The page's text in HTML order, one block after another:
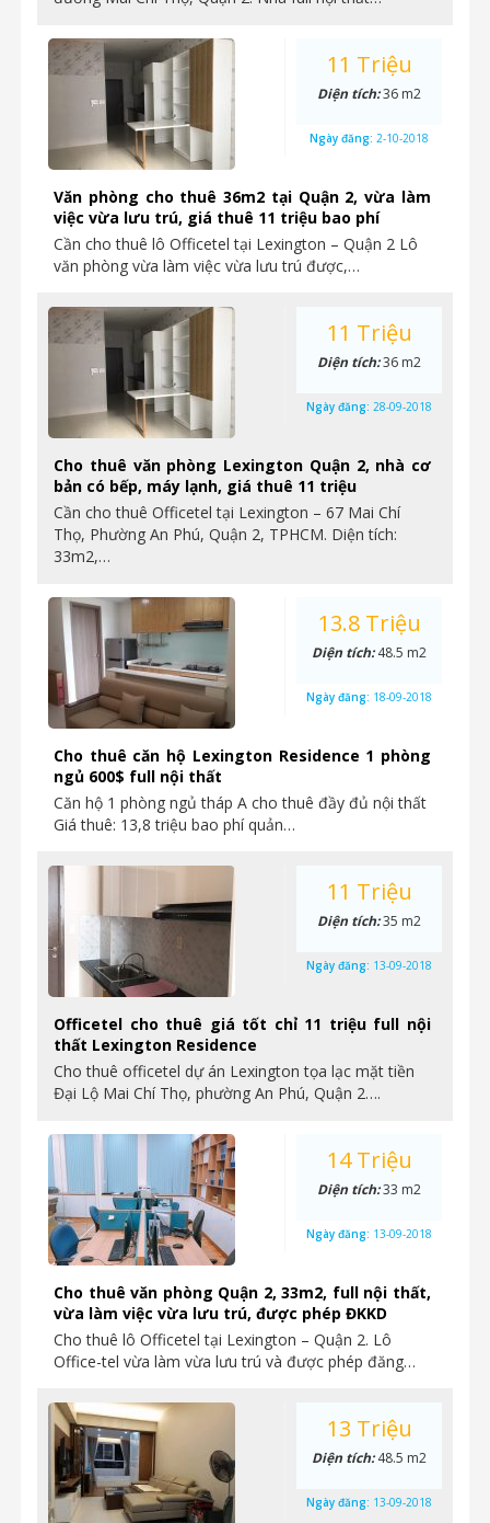
Văn phòng cho thuê 36m2 tại Quận 2, vừa làm
việc vừa lưu trú, giá thuê 11 triệu bao phí
Cần cho thuê lô Officetel tại Lexington – Quận 2 Lô
văn phòng vừa làm việc vừa lưu trú được,…
11 Triệu
Diện tích:36 m2
Ngày đăng: 2-10-2018
Cho thuê văn phòng Lexington Quận 2, nhà cơ
bản có bếp, máy lạnh, giá thuê 11 triệu
Cần cho thuê Officetel tại Lexington – 67 Mai Chí
Thọ, Phường An Phú, Quận 2, TPHCM. Diện tích:
33m2,…
11 Triệu
Diện tích:36 m2
Ngày đăng: 28-09-2018
Cho thuê căn hộ Lexington Residence 1 phòng
ngủ 600$ full nội thất
Căn hộ 1 phòng ngủ tháp A cho thuê đầy đủ nội thất
Giá thuê: 13,8 triệu bao phí quản…
13.8 Triệu
Diện tích:48.5 m2
Ngày đăng: 18-09-2018
Officetel cho thuê giá tốt chỉ 11 triệu full nội
thất Lexington Residence
Cho thuê officetel dự án Lexington tọa lạc mặt tiền
Đại Lộ Mai Chí Thọ, phường An Phú, Quận 2….
11 Triệu
Diện tích:35 m2
Ngày đăng: 13-09-2018
Cho thuê văn phòng Quận 2, 33m2, full nội thất,
vừa làm việc vừa lưu trú, được phép ĐKKD
Cho thuê lô Officetel tại Lexington – Quận 2. Lô
Office-tel vừa làm vừa lưu trú và được phép đăng…
14 Triệu
Diện tích:33 m2
Ngày đăng: 13-09-2018
13 Triệu
Diện tích:48.5 m2
Ngày đăng: 13-09-2018